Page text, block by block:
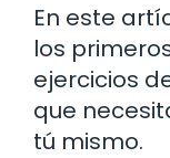
En este
los
ejercicios
que
tú mismo.